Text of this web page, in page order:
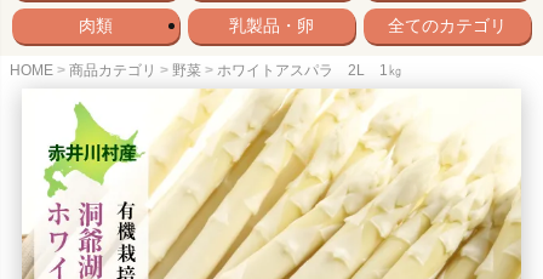
肉類 乳製品・卵 全てのカテゴリ
HOME 商品カテゴリ 野菜 ホワイトアスパラ 2L 1㎏